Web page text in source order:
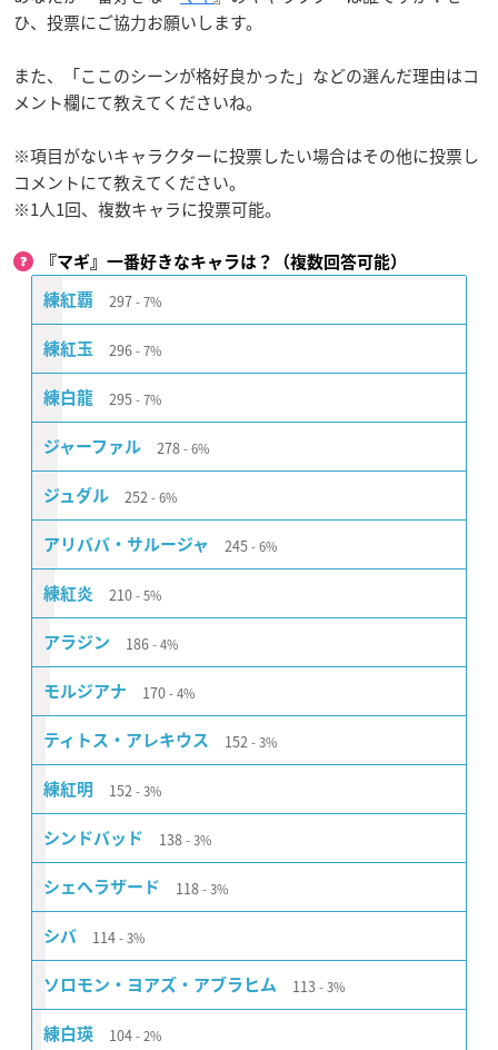
ひ、投票にご協力お願いします。
また、「ここのシーンが格好良かった」などの選んだ理由はコ
メント欄にて教えてくださいね。
※項目がないキャラクターに投票したい場合はその他に投票し
コメントにて教えてください。
※1人1回、複数キャラに投票可能。
『マギ』一番好きなキャラは？（複数回答可能）
練紅覇 297 7%
練紅玉 296 7%
練白龍 295 7%
ジャーファル 278 6%
ジュダル 252 6%
アリババ・サルージャ 245 6%
練紅炎 210 5%
アラジン 186 4%
モルジアナ 170 4%
ティトス・アレキウス 152 3%
練紅明 152 3%
シンドバッド 138 3%
シェヘラザード 118 3%
シバ 114 3%
ソロモン・ヨアズ・アブラヒム 113 3%
練白瑛 104 2%